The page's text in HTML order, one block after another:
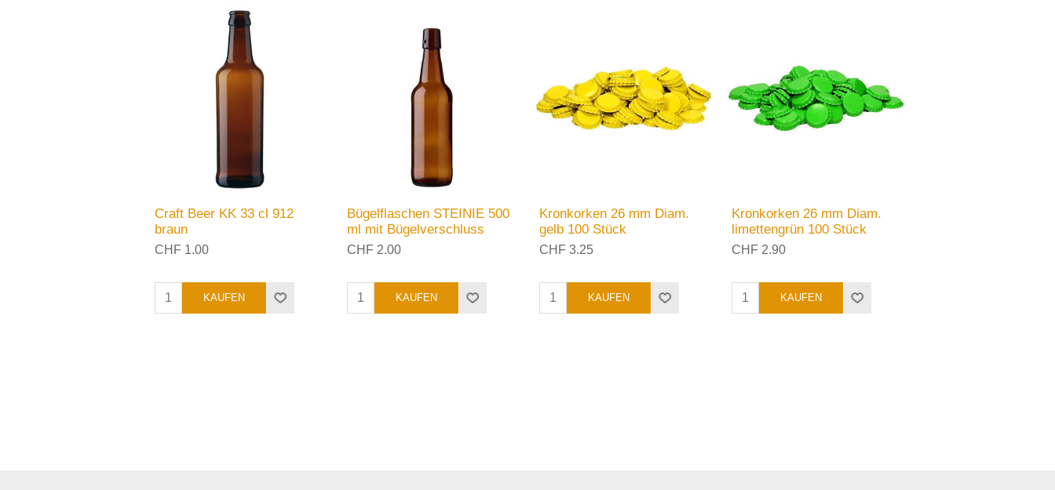
Craft Beer KK 33 cl 912
braun
CHF 1.00
Bügelflaschen STEINIE 500
ml mit Bügelverschluss
CHF 2.00
Kronkorken 26 mm Diam.
gelb 100 Stück
CHF 3.25
Kronkorken 26 mm Diam.
limettengrün 100 Stück
CHF 2.90